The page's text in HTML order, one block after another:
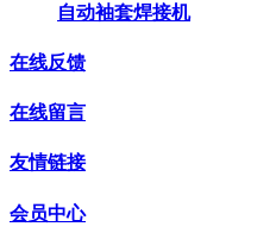
自动袖套焊接机
在线反馈
在线留言
友情链接
会员中心